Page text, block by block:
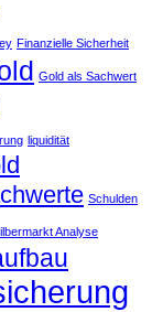
Finanzielle Sicherheit
Gold als Sachwert
liquidität
Schulden
Analyse